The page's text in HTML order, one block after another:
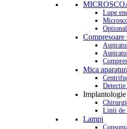
Lupe
Mica
Implantologie
Linii de
Lampi